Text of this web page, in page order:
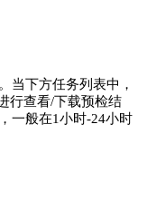
当下方任务列表中，
行查看/下载预检结
一般在1小时-24小时